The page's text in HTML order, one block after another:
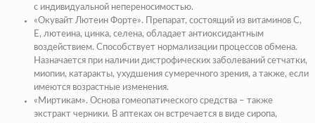
с индивидуальной непереносимостью.
«Окувайт Лютеин Форте». Препарат, состоящий из витаминов С,
Е, лютеина, цинка, селена, обладает антиоксидантным
воздействием. Способствует нормализации процессов обмена.
Назначается при наличии дистрофических заболеваний сетчатки,
миопии, катаракты, ухудшения сумеречного зрения, а также, если
имеются возрастные изменения.
«Миртикам». Основа гомеопатического средства – также
экстракт черники. В аптеках он встречается в виде сиропа,